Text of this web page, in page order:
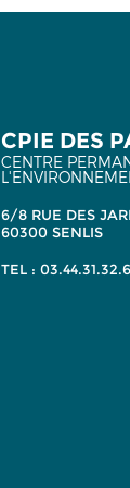
CPIE DES
CENTRE
6/8 RUE DES
60300 SENLIS
TEL :